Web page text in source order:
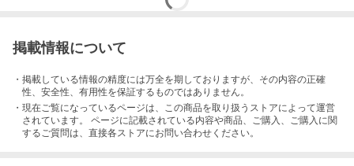
バルブシステム
機構/構造
ボア
ボアサイズ
14.5mm（第1〜第3）/16.8mm
音源/音色
調子
B♭
材質
ベル材質/加工法
イエローブラス
掲載情報について
・掲載している情報の精度には万全を期しておりますが、その内容の正確
性、安全性、有用性を保証するものではありません。
・現在ご覧になっているページは、この商品を取り扱うストアによって運営
されています。 ページに記載されている内容や商品、ご購入 、ご購入に関
するご質問は、直接各ストアにお問い合わせください。